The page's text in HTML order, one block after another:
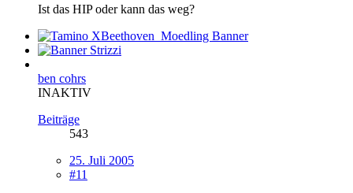
Ist das HIP oder kann das weg?
ben cohrs
INAKTIV
Beiträge
543
25. Juli 2005
#11